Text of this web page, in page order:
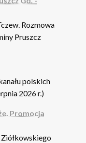
Rozmowa
Pruszcz
polskich
2026 r.)
Promocja